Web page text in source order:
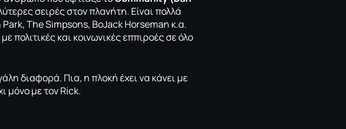
σειρές στον πλανήτη. Είναι πολλά
The Simpsons, BoJack Horseman κ.α.
και κοινωνικές εππιροές σε όλο
διαφορά. Πια, η πλοκή έχει να κάνει με
μόνο με τον Rick.